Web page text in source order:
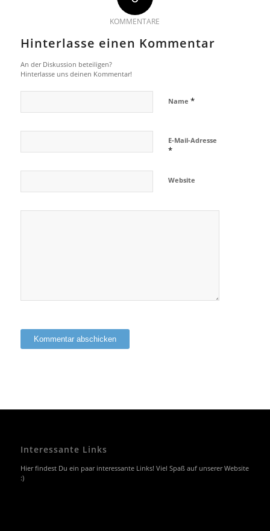
KOMMENTARE
Hinterlasse einen Kommentar
An der Diskussion beteiligen?
Hinterlasse uns deinen Kommentar!
Name *
E-Mail-Adresse
*
Website
Interessante Links
Hier findest Du ein paar interessante Links! Viel Spaß auf unserer Website
:)